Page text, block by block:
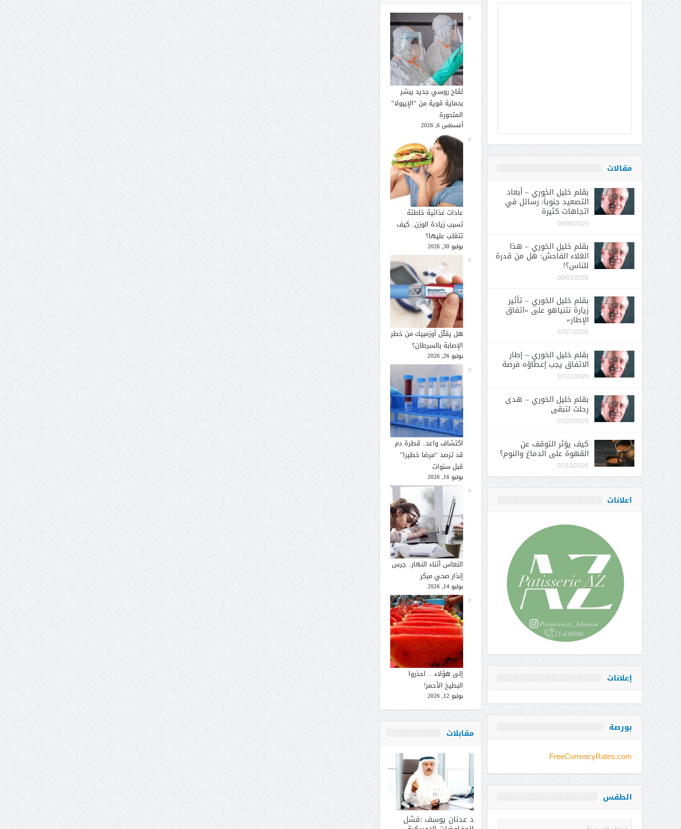
لقاح روسي جديد يبشر
بحماية قوية من “الإيبولا”
المتحورة
أغسطس 6, 2026
عادات غذائية خاطئة
تسبب زيادة الوزن.. كيف
تتغلب عليها؟
يوليو 30, 2026
هل يقلّل أوزمبيك من خطر
الإصابة بالسرطان؟
يوليو 26, 2026
اكتشاف واعد.. قطرة دم
قد ترصد “مرضا خطيرا”
قبل سنوات
يوليو 16, 2026
النعاس أثناء النهار.. جرس
إنذار صحي مبكر
يوليو 14, 2026
إلى هؤلاء… احذروا
البطيخ الأحمر!
يوليو 12, 2026
مقابلات
د عدنان يوسف :فشل
مقالات
بقلم خليل الخوري – أبعاد
التصعيد جنوباً: رسائل في
اتجاهات كثيرة
08/06/2026
بقلم خليل الخوري – هذا
الغلاء الفاحش: هل من قدرة
للناس؟!
08/03/2026
بقلم خليل الخوري – تأثير
زيارة نتنياهو على «اتفاق
الإطار»
07/27/2026
بقلم خليل الخوري – إطار
الاتفاق يجب إعطاؤه فرصة
07/22/2026
بقلم خليل الخوري – هدى
رحلت لتبقى
07/20/2026
كيف يؤثر التوقف عن
القهوة على الدماغ والنوم؟
07/13/2026
اعلانات
إعلانات
بورصة
FreeCurrencyRates.com
الطقس